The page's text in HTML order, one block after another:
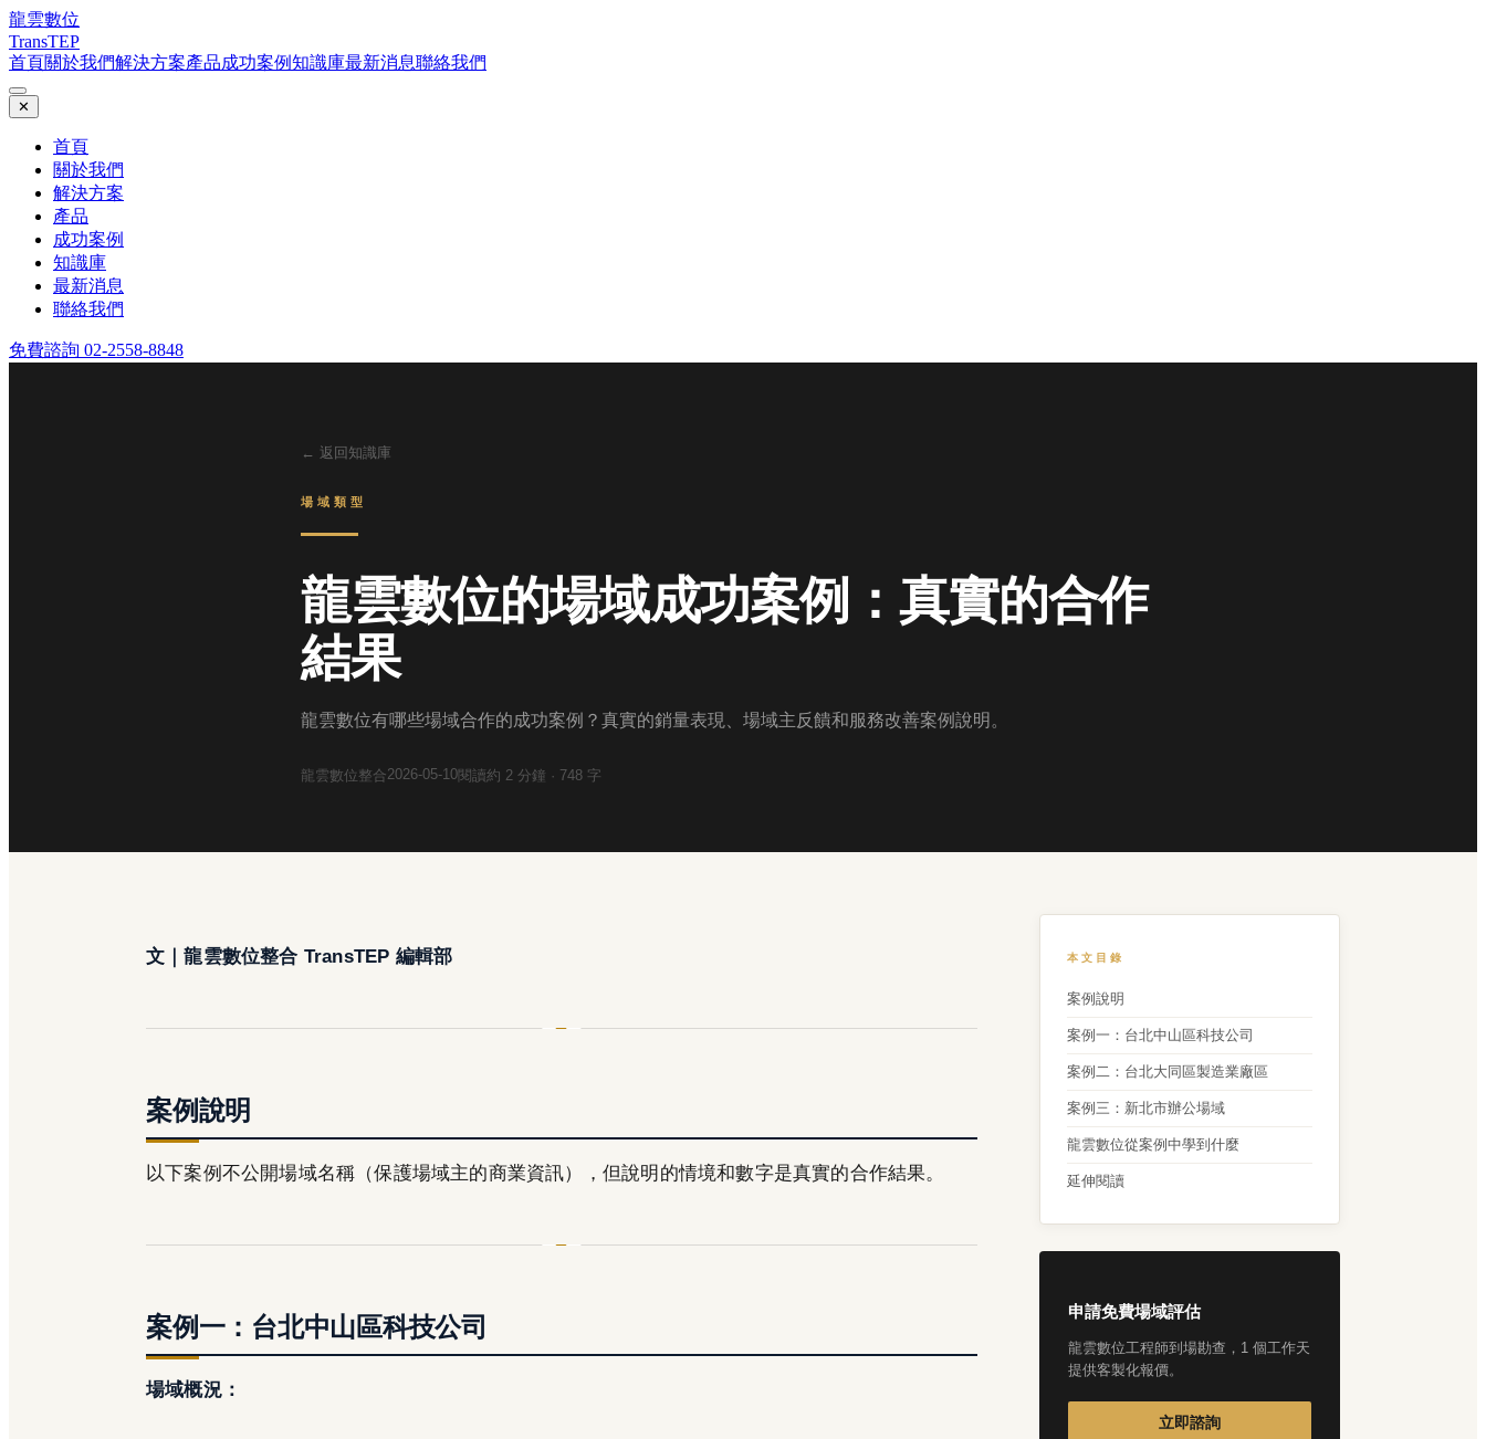
龍雲數位
TransTEP
首頁關於我們解決方案產品成功案例知識庫最新消息聯絡我們
✕
首頁
關於我們
解決方案
產品
成功案例
知識庫
最新消息
聯絡我們
免費諮詢 02-2558-8848
← 返回知識庫
場域類型
龍雲數位的場域成功案例：真實的合作
結果
龍雲數位有哪些場域合作的成功案例？真實的銷量表現、場域主反饋和服務改善案例說明。
龍雲數位整合2026-05-10閱讀約 2 分鐘 · 748 字
文｜龍雲數位整合 TransTEP 編輯部
案例說明
以下案例不公開場域名稱（保護場域主的商業資訊），但說明的情境和數字是真實的合作結果。
案例一：台北中山區科技公司
場域概況：
本文目錄
案例說明
案例一：台北中山區科技公司
案例二：台北大同區製造業廠區
案例三：新北市辦公場域
龍雲數位從案例中學到什麼
延伸閱讀
申請免費場域評估
龍雲數位工程師到場勘查，1 個工作天
提供客製化報價。
立即諮詢